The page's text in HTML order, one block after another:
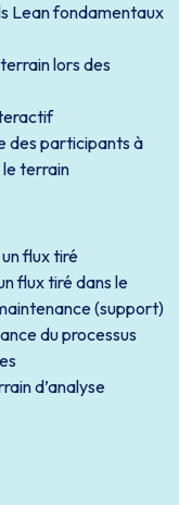
Lean fondamentaux
lors des
des participants à
le terrain
flux tiré
flux tiré dans le
(support)
du processus
d’analyse